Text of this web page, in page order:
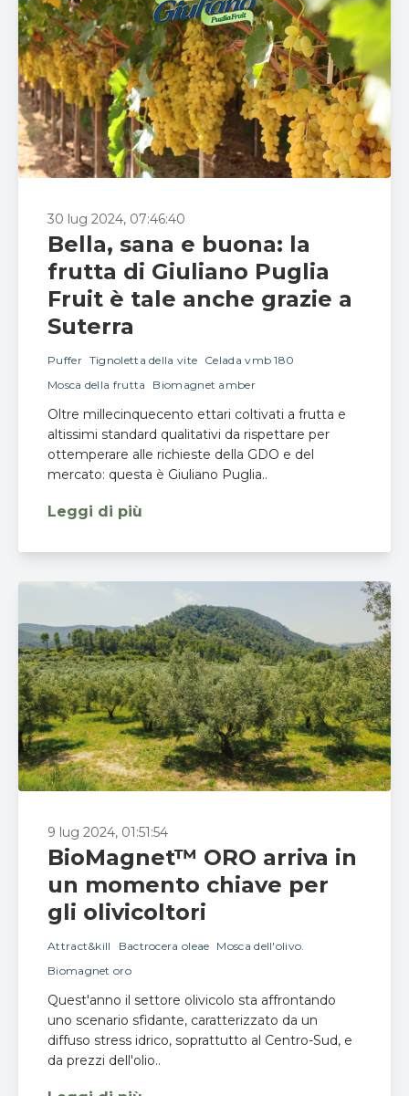
30 lug 2024, 07:46:40
Bella, sana e buona: la
frutta di Giuliano Puglia
Fruit è tale anche grazie a
Suterra
Puffer Tignoletta della vite Celada vmb 180
Mosca della frutta
Biomagnet amber
Oltre millecinquecento ettari coltivati a frutta e
altissimi standard qualitativi da rispettare per
ottemperare alle richieste della GDO e del
mercato: questa è Giuliano Puglia..
Leggi di più
9 lug 2024, 01:51:54
BioMagnet™ ORO arriva in
un momento chiave per
gli olivicoltori
Attract&kill Bactrocera oleae Mosca dell'olivo.
Biomagnet oro
Quest'anno il settore olivicolo sta affrontando
uno scenario sfidante, caratterizzato da un
diffuso stress idrico, soprattutto al Centro-Sud, e
da prezzi dell'olio..